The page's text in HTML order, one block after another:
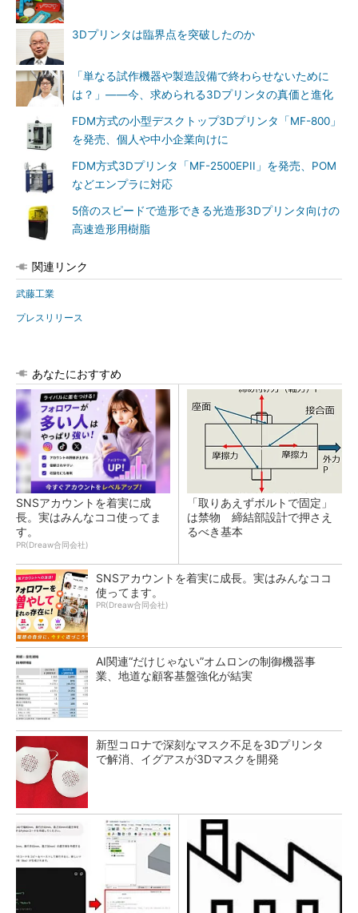
3Dプリンタは臨界点を突破したのか
「単なる試作機器や製造設備で終わらせないために
は？」――今、求められる3Dプリンタの真価と進化
FDM方式の小型デスクトップ3Dプリンタ「MF-800」
を発売、個人や中小企業向けに
FDM方式3Dプリンタ「MF-2500EPII」を発売、POM
などエンプラに対応
5倍のスピードで造形できる光造形3Dプリンタ向けの
高速造形用樹脂
関連リンク
武藤工業
プレスリリース
あなたにおすすめ
SNSアカウントを着実に成
長。実はみんなココ使ってま
す。
PR(Dreaw合同会社)
「取りあえずボルトで固定」
は禁物 締結部設計で押さえ
るべき基本
SNSアカウントを着実に成長。実はみんなココ
使ってます。
PR(Dreaw合同会社)
AI関連“だけじゃない”オムロンの制御機器事
業、地道な顧客基盤強化が結実
新型コロナで深刻なマスク不足を3Dプリンタ
で解消、イグアスが3Dマスクを開発